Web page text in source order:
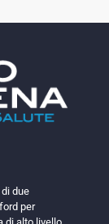
due
per